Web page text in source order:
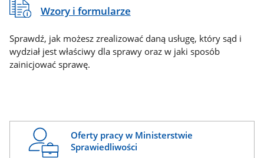
Wzory i formularze
Sprawdź, jak możesz zrealizować daną usługę, który sąd i
wydział jest właściwy dla sprawy oraz w jaki sposób
zainicjować sprawę.
Oferty pracy w Ministerstwie
Sprawiedliwości